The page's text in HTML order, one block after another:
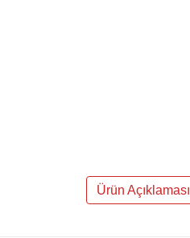
Ürün Açıklaması